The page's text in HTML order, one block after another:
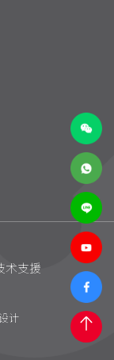
术支援
计